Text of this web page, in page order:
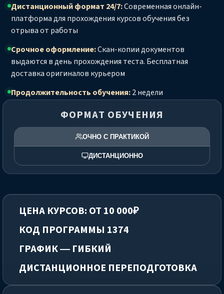
Дистанционный формат 24/7:Современная онлайн-
платформа для прохождения курсов обучения без
отрыва от работы
Срочное оформление:Скан-копии документов
выдаются в день прохождения теста. Бесплатная
доставка оригиналов курьером
Продолжительность обучения:2 недели
ФОРМАТ ОБУЧЕНИЯ
ОЧНО С ПРАКТИКОЙ
ДИСТАНЦИОННО
ЦЕНА КУРСОВ: ОТ 10 000₽
КОД ПРОГРАММЫ 1374
ГРАФИК — ГИБКИЙ
ДИСТАНЦИОННОЕ ПЕРЕПОДГОТОВКА